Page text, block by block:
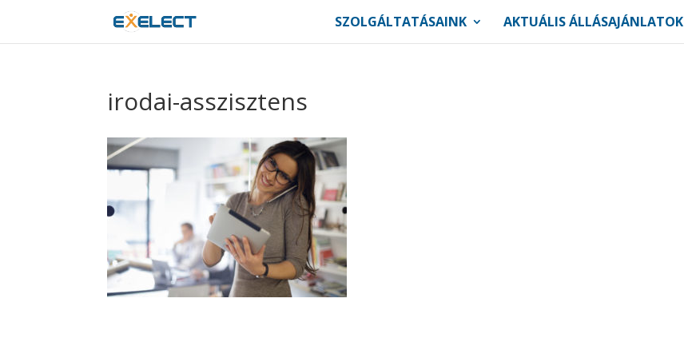
SZOLGÁLTATÁSAINK AKTUÁLIS ÁLLÁSAJÁNLATOK
irodai-asszisztens